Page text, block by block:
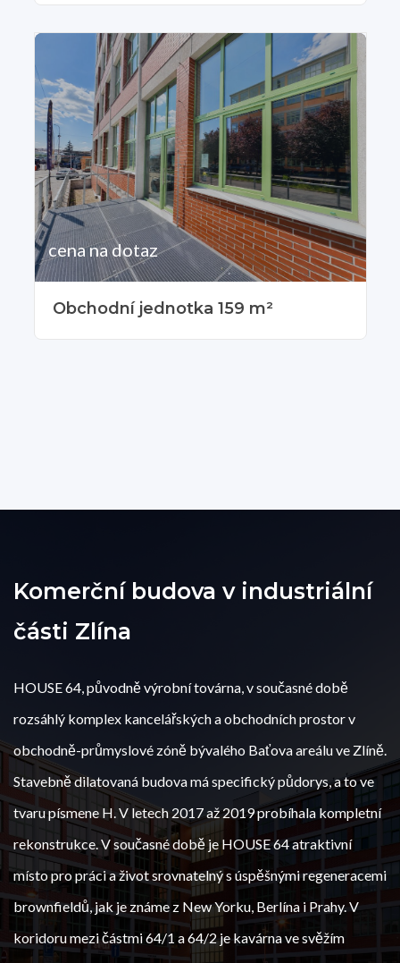
cena na dotaz
Obchodní jednotka 159 m²
Komerční budova v industriální
části Zlína
HOUSE 64, původně výrobní továrna, v současné době
rozsáhlý komplex kancelářských a obchodních prostor v
obchodně-průmyslové zóně bývalého Baťova areálu ve Zlíně.
Stavebně dilatovaná budova má specifický půdorys, a to ve
tvaru písmene H. V letech 2017 až 2019 probíhala kompletní
rekonstrukce. V současné době je HOUSE 64 atraktivní
místo pro práci a život srovnatelný s úspěšnými regeneracemi
brownfieldů, jak je známe z New Yorku, Berlína i Prahy. V
koridoru mezi částmi 64/1 a 64/2 je kavárna ve svěžím